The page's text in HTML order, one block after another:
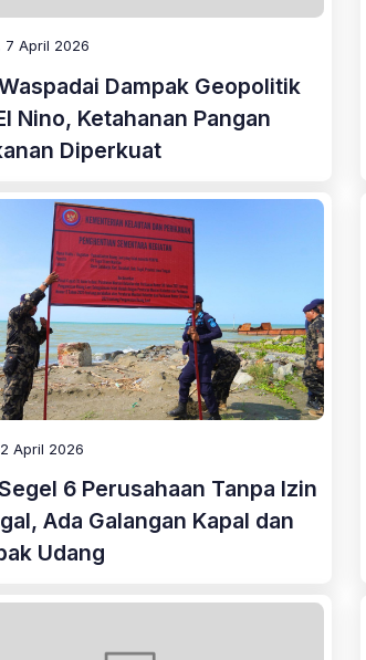
7 April 2026
Dampak Geopolitik
Nino, Ketahanan Pangan
Diperkuat
April 2026
6 Perusahaan Tanpa Izin
Ada Galangan Kapal dan
Udang